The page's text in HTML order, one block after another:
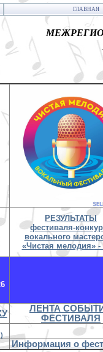
ГЛАВНАЯ
РЕЗУЛЬТАТЫ
фестиваля-
вокального
«Чистая мелодия» -
ЛЕНТА
ФЕСТИВАЛЯ
Информация о